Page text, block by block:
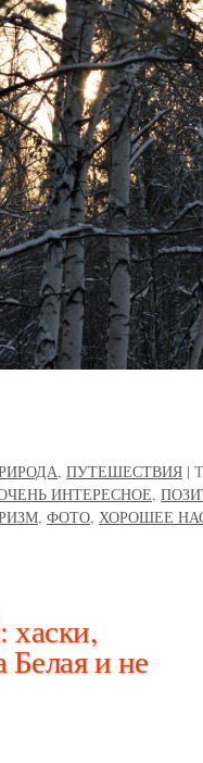
, ПУТЕШЕСТВИЯ |
ИНТЕРЕСНОЕ,
, ФОТО, ХОРОШЕЕ
Белая и не